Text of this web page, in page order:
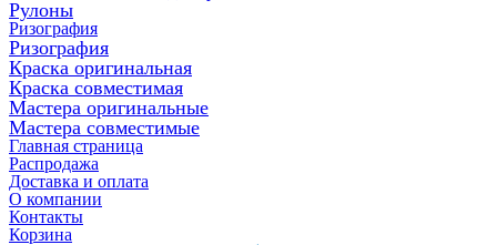
Рулоны
Ризография
Ризография
Краска оригинальная
Краска совместимая
Мастера оригинальные
Мастера совместимые
Главная страница
Распродажа
Доставка и оплата
О компании
Контакты
Корзина